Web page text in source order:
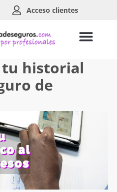
Acceso clientes
tu historial
de